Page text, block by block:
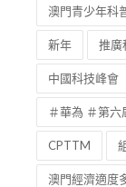
澳門青少年科
新年 推廣
中國科技峰會
＃華為 ＃第
CPTTM
澳門經濟適度